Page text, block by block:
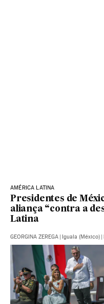
AMÉRICA LATINA
Presidentes de
aliança “contra a
Latina
GEORGINA ZEREGA Iguala (México)